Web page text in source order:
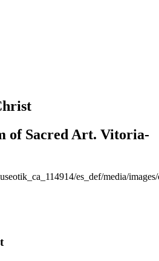
of Sacred Art. Vitoria-
es_def/media/